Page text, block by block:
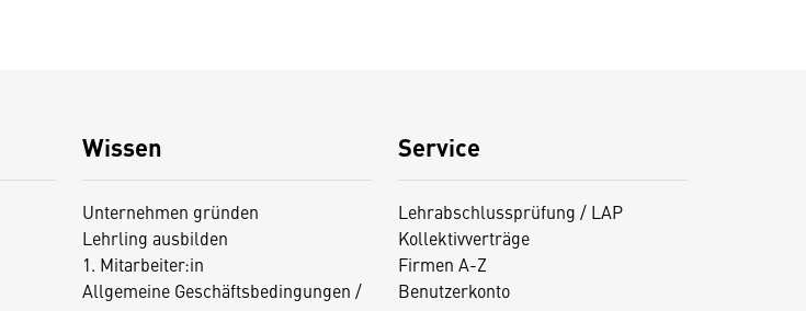
Wissen
Unternehmen gründen
Lehrling ausbilden
1. Mitarbeiter:in
Allgemeine Geschäftsbedingungen /
Service
Lehrabschlussprüfung / LAP
Kollektivverträge
Firmen A-Z
Benutzerkonto